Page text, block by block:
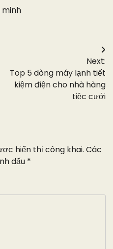
minh
Next:
Top 5 dòng máy lạnh tiết
kiệm điện cho nhà hàng
tiệc cưới
hiển thị công khai. Các
dấu *